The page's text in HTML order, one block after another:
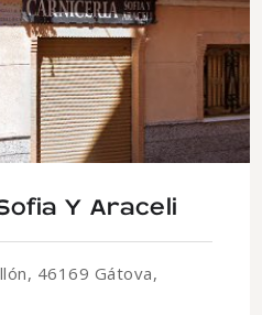
Y Araceli
46169 Gátova,